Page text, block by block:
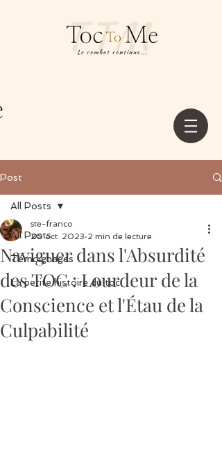
Post
All Posts
Témoignages
La petite histoire du toc
All Posts
Naviguer dans l'Absurdité
des TOC : Lourdeur de la
Conscience et l'Étau de la
Culpabilité
ste-franco
20 oct. 2023 2 min de lecture